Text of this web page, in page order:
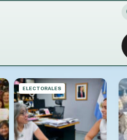
ELECTORALES